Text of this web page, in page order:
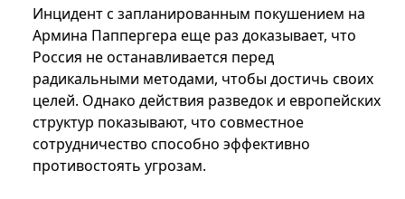
Инцидент с запланированным покушением на
Армина Паппергера еще раз доказывает, что
Россия не останавливается перед
радикальными методами, чтобы достичь своих
целей. Однако действия разведок и европейских
структур показывают, что совместное
сотрудничество способно эффективно
противостоять угрозам.